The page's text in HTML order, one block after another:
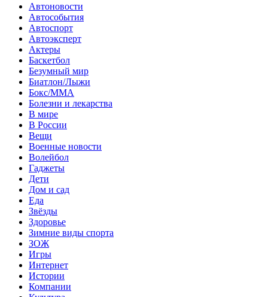
Автоновости
Автособытия
Автоспорт
Автоэксперт
Актеры
Баскетбол
Безумный мир
Биатлон/Лыжи
Бокс/MMA
Болезни и лекарства
В мире
В России
Вещи
Военные новости
Волейбол
Гаджеты
Дети
Дом и сад
Еда
Звёзды
Здоровье
Зимние виды спорта
ЗОЖ
Игры
Интернет
Истории
Компании